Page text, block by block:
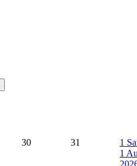
30 31 1
1